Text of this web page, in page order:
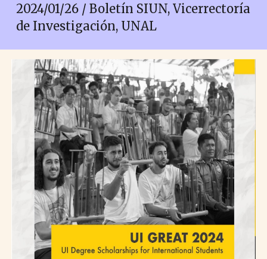
2024/01/26 / Boletín SIUN, Vicerrectoría
de Investigación, UNAL